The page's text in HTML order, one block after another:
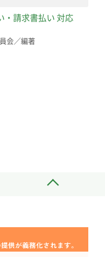
・請求書払い 対応
会／編著